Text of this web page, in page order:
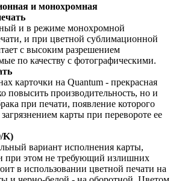
и монохромная
и в режиме монохромной
и при цветной сублимационной
с высоким разрешением
по качеству с фотографическими.
карточки на Quantum - прекрасная
повысить производительность, но и
при печати, появление которого
карты при перевороте ее
K)
вариант исполнения карты,
при этом не требующий излишних
в использовании цветной печати на